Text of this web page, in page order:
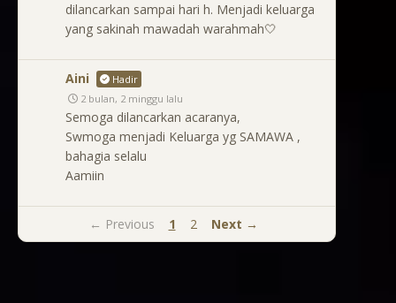
dilancarkan sampai hari h. Menjadi keluarga
yang sakinah mawadah warahmah🤍
Aini
Hadir
2 bulan, 2 minggu lalu
Semoga dilancarkan acaranya,
Swmoga menjadi Keluarga yg SAMAWA ,
bahagia selalu
Aamiin
← Previous 1 2 Next →